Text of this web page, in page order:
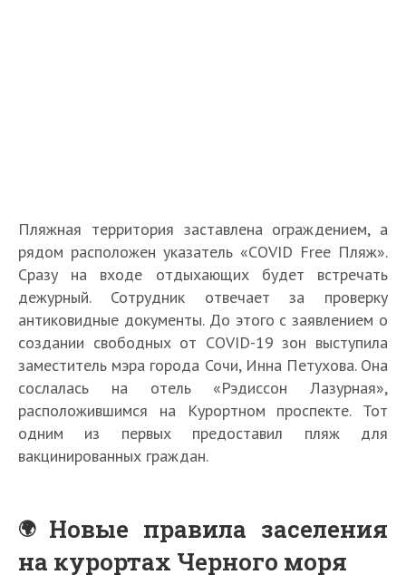
Пляжная территория заставлена ограждением, а
рядом расположен указатель «COVID Free Пляж».
Сразу на входе отдыхающих будет встречать
дежурный. Сотрудник отвечает за проверку
антиковидные документы. До этого с заявлением о
создании свободных от COVID-19 зон выступила
заместитель мэра города Сочи, Инна Петухова. Она
сослалась на отель «Рэдиссон Лазурная»,
расположившимся на Курортном проспекте. Тот
одним из первых предоставил пляж для
вакцинированных граждан.
Новые правила заселения
на курортах Черного моря